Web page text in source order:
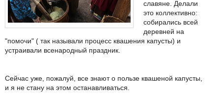
славяне. Делали
это коллективно:
собирались всей
деревней на
"помочи" ( так называли процесс квашения капусты) и
устраивали всенародный праздник.
Сейчас уже, пожалуй, все знают о пользе квашеной капусты,
и я не стану на этом останавливаться.